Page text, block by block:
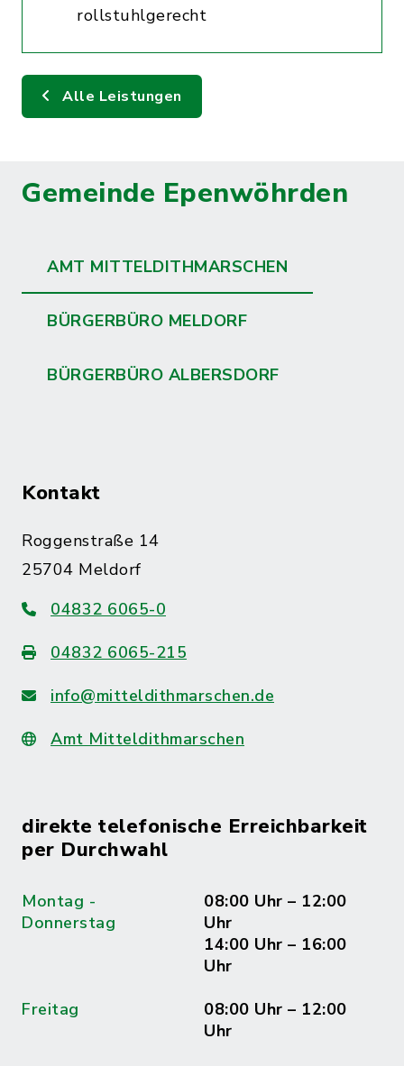
rollstuhlgerecht
Alle Leistungen
Gemeinde Epenwöhrden
AMT MITTELDITHMARSCHEN
BÜRGERBÜRO MELDORF
BÜRGERBÜRO ALBERSDORF
Kontakt
Roggenstraße 14
25704 Meldorf
04832 6065-0
04832 6065-215
info@mitteldithmarschen.de
Amt Mitteldithmarschen
direkte telefonische Erreichbarkeit
per Durchwahl
Montag -
Donnerstag
08:00 Uhr – 12:00
Uhr
14:00 Uhr – 16:00
Uhr
Freitag
08:00 Uhr – 12:00
Uhr